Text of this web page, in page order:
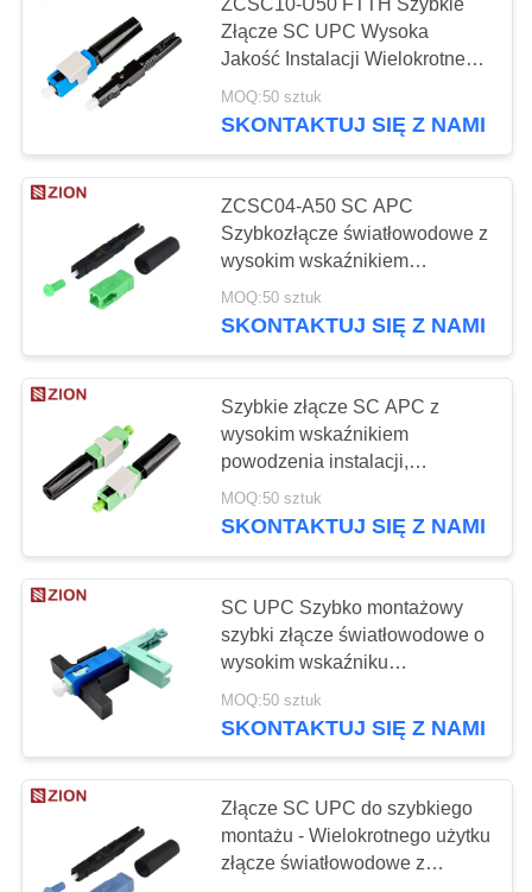
ZCSC10-U50 FTTH Szybkie
Złącze SC UPC Wysoka
Jakość Instalacji Wielokrotnego
Użytku Wbudowana Struktura
Światłowodowa Szybki Montaż
MOQ:50 sztuk
SKONTAKTUJ SIĘ Z NAMI
ZCSC04-A50 SC APC
Szybkozłącze światłowodowe z
wysokim wskaźnikiem
powodzenia instalacji,
wielokrotnego użytku i
wbudowaną strukturą
MOQ:50 sztuk
SKONTAKTUJ SIĘ Z NAMI
Szybkie złącze SC APC z
wysokim wskaźnikiem
powodzenia instalacji,
wielokrotnego użytku i
wbudowaną strukturą
światłowodową dla FTTH i
MOQ:50 sztuk
SKONTAKTUJ SIĘ Z NAMI
SC UPC Szybko montażowy
szybki złącze światłowodowe o
wysokim wskaźniku
pomyślności instalacji i
projektowaniu wielokrotnego
MOQ:50 sztuk
SKONTAKTUJ SIĘ Z NAMI
Złącze SC UPC do szybkiego
montażu - Wielokrotnego użytku
złącze światłowodowe z